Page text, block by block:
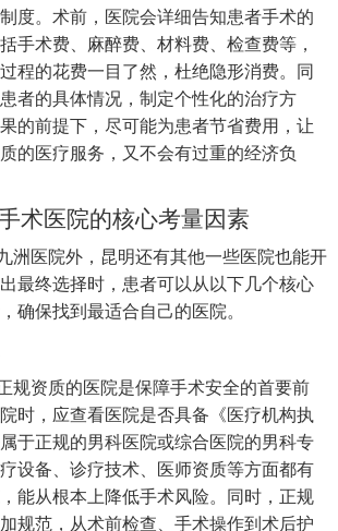
度。术前，医院会详细告知患者手术的
手术费、麻醉费、材料费、检查费等，
程的花费一目了然，杜绝隐形消费。同
者的具体情况，制定个性化的治疗方
的前提下，尽可能为患者节省费用，让
的医疗服务，又不会有过重的经济负
术医院的核心考量因素
洲医院外，昆明还有其他一些医院也能开
最终选择时，患者可以从以下几个核心
确保找到最适合自己的医院。
规资质的医院是保障手术安全的首要前
时，应查看医院是否具备《医疗机构执
于正规的男科医院或综合医院的男科专
设备、诊疗技术、医师资质等方面都有
能从根本上降低手术风险。同时，正规
规范，从术前检查、手术操作到术后护